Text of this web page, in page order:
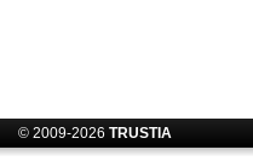
© 2009-2026 TRUSTIA